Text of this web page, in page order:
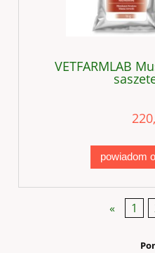
VETFARMLAB
powiadom
« 1